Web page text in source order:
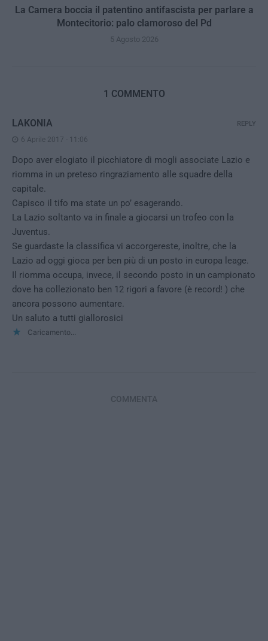
La Camera boccia il patentino antifascista per parlare a
Montecitorio: palo clamoroso del Pd
5 Agosto 2026
1 COMMENTO
LAKONIA
6 Aprile 2017 - 11:06
Dopo aver elogiato il picchiatore di mogli associate Lazio e
riomma in un preteso ringraziamento alle squadre della
capitale.
Capisco il tifo ma state un po’ esagerando.
La Lazio soltanto va in finale a giocarsi un trofeo con la
Juventus.
Se guardaste la classifica vi accorgereste, inoltre, che la
Lazio ad oggi gioca per ben più di un posto in europa leage.
Il riomma occupa, invece, il secondo posto in un campionato
dove ha collezionato ben 12 rigori a favore (è record! ) che
ancora possono aumentare.
Un saluto a tutti giallorosici
Caricamento...
REPLY
COMMENTA